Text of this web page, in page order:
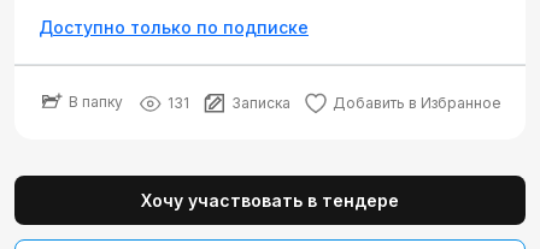
Доступно только по подписке
В папку 131 Записка Добавить в Избранное
Хочу участвовать в тендере